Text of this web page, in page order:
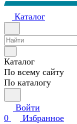
Каталог
Каталог
По всему сайту
По каталогу
Войти
0
Избранное